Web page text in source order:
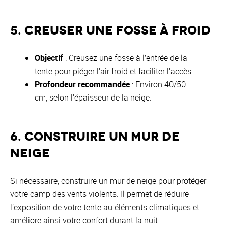
5. Creuser une fosse à froid
Objectif : Creusez une fosse à l’entrée de la
tente pour piéger l’air froid et faciliter l’accès.
Profondeur recommandée : Environ 40/50
cm, selon l’épaisseur de la neige.
6. Construire un mur de
neige
Si nécessaire, construire un mur de neige pour protéger
votre camp des vents violents. Il permet de réduire
l’exposition de votre tente au éléments climatiques et
améliore ainsi votre confort durant la nuit.